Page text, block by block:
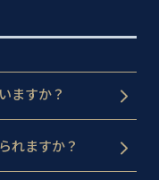
ますか？
れますか？